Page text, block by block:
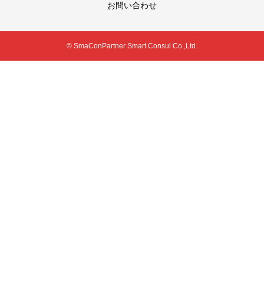
お問い合わせ
© SmaConPartner Smart Consul Co.,Ltd.